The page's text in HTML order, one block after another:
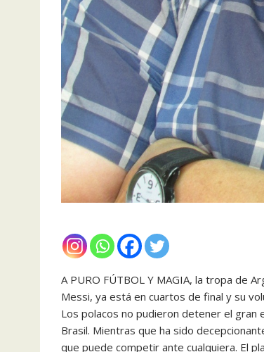
A PURO FÚTBOL Y MAGIA, la tropa de
Messi, ya está en cuartos de final y su
Los polacos no pudieron detener el gran
Brasil. Mientras que ha sido
que puede competir ante cualquiera. El